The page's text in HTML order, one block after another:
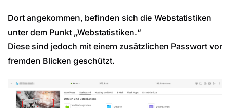
Dort angekommen, befinden sich die Webstatistiken
unter dem Punkt „Webstatistiken.“
Diese sind jedoch mit einem zusätzlichen Passwort vor
fremden Blicken geschützt.